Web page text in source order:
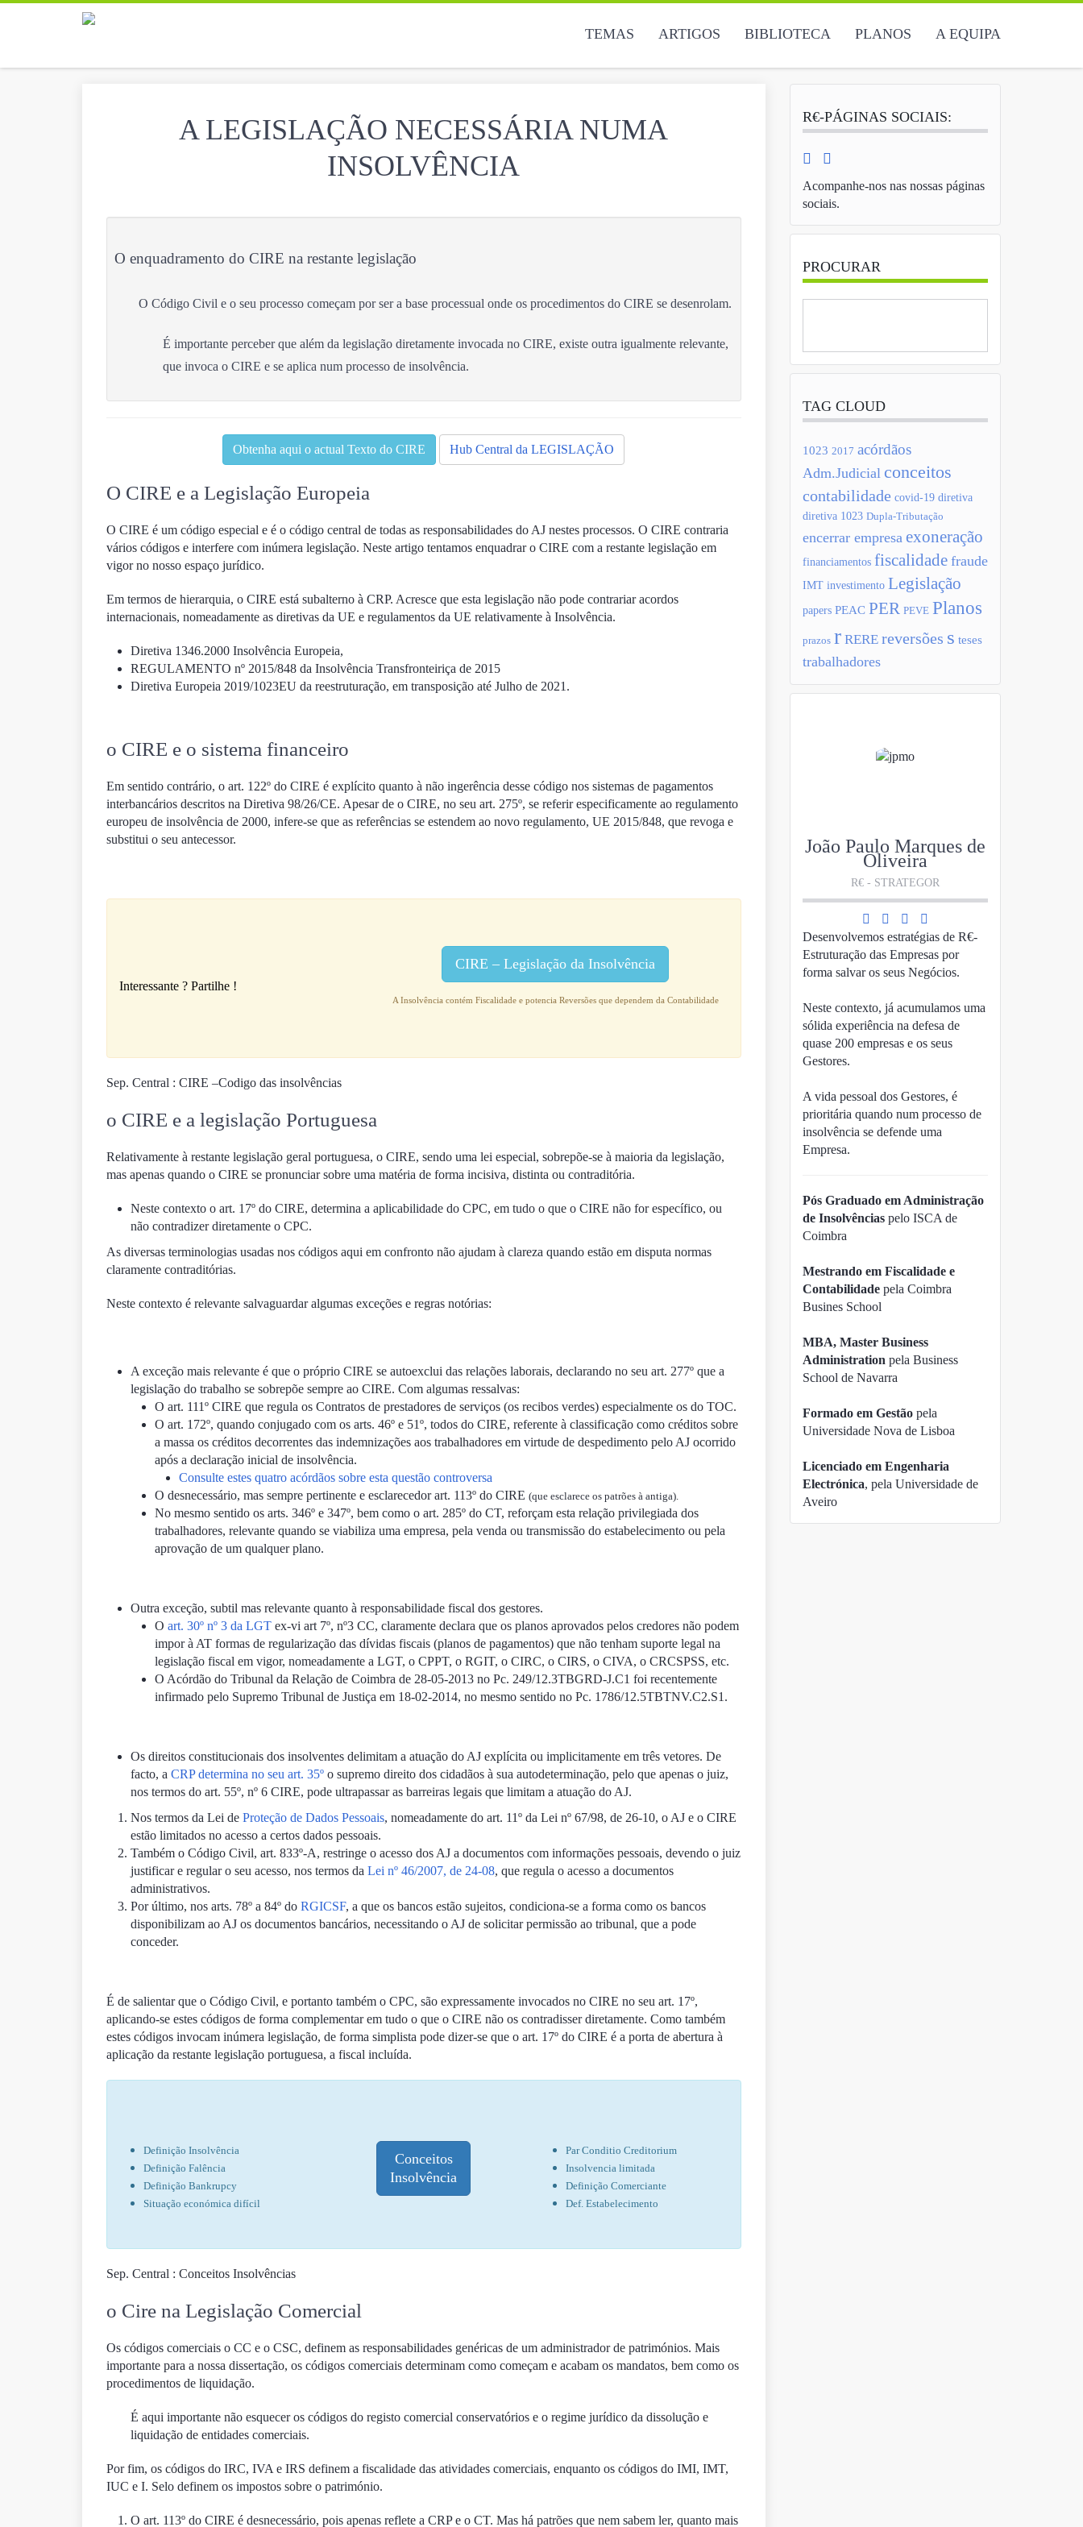
TEMAS ARTIGOS BIBLIOTECA PLANOS A EQUIPA
A LEGISLAÇÃO NECESSÁRIA NUMA
INSOLVÊNCIA
O enquadramento do CIRE na restante legislação
O Código Civil e o seu processo começam por ser a base processual onde os procedimentos do CIRE se desenrolam.
É importante perceber que além da legislação diretamente invocada no CIRE, existe outra igualmente relevante,
que invoca o CIRE e se aplica num processo de insolvência.
Obtenha aqui o actual Texto do CIRE Hub Central da LEGISLAÇÃO
O CIRE e a Legislação Europeia
O CIRE é um código especial e é o código central de todas as responsabilidades do AJ nestes processos. O CIRE contraria
vários códigos e interfere com inúmera legislação. Neste artigo tentamos enquadrar o CIRE com a restante legislação em
vigor no nosso espaço jurídico.
Em termos de hierarquia, o CIRE está subalterno à CRP. Acresce que esta legislação não pode contrariar acordos
internacionais, nomeadamente as diretivas da UE e regulamentos da UE relativamente à Insolvência.
Diretiva 1346.2000 Insolvência Europeia,
REGULAMENTO nº 2015/848 da Insolvência Transfronteiriça de 2015
Diretiva Europeia 2019/1023EU da reestruturação, em transposição até Julho de 2021.
o CIRE e o sistema financeiro
Em sentido contrário, o art. 122º do CIRE é explícito quanto à não ingerência desse código nos sistemas de pagamentos
interbancários descritos na Diretiva 98/26/CE. Apesar de o CIRE, no seu art. 275º, se referir especificamente ao regulamento
europeu de insolvência de 2000, infere-se que as referências se estendem ao novo regulamento, UE 2015/848, que revoga e
substitui o seu antecessor.
Interessante ? Partilhe !
CIRE – Legislação da Insolvência
A Insolvência contém Fiscalidade e potencia Reversões que dependem da Contabilidade
Sep. Central : CIRE –Codigo das insolvências
o CIRE e a legislação Portuguesa
Relativamente à restante legislação geral portuguesa, o CIRE, sendo uma lei especial, sobrepõe-se à maioria da legislação,
mas apenas quando o CIRE se pronunciar sobre uma matéria de forma incisiva, distinta ou contraditória.
Neste contexto o art. 17º do CIRE, determina a aplicabilidade do CPC, em tudo o que o CIRE não for específico, ou
não contradizer diretamente o CPC.
As diversas terminologias usadas nos códigos aqui em confronto não ajudam à clareza quando estão em disputa normas
claramente contraditórias.
Neste contexto é relevante salvaguardar algumas exceções e regras notórias:
A exceção mais relevante é que o próprio CIRE se autoexclui das relações laborais, declarando no seu art. 277º que a
legislação do trabalho se sobrepõe sempre ao CIRE. Com algumas ressalvas:
O art. 111º CIRE que regula os Contratos de prestadores de serviços (os recibos verdes) especialmente os do TOC.
O art. 172º, quando conjugado com os arts. 46º e 51º, todos do CIRE, referente à classificação como créditos sobre
a massa os créditos decorrentes das indemnizações aos trabalhadores em virtude de despedimento pelo AJ ocorrido
após a declaração inicial de insolvência.
Consulte estes quatro acórdãos sobre esta questão controversa
O desnecessário, mas sempre pertinente e esclarecedor art. 113º do CIRE (que esclarece os patrões à antiga).
No mesmo sentido os arts. 346º e 347º, bem como o art. 285º do CT, reforçam esta relação privilegiada dos
trabalhadores, relevante quando se viabiliza uma empresa, pela venda ou transmissão do estabelecimento ou pela
aprovação de um qualquer plano.
Outra exceção, subtil mas relevante quanto à responsabilidade fiscal dos gestores.
O art. 30º nº 3 da LGT ex-vi art 7º, nº3 CC, claramente declara que os planos aprovados pelos credores não podem
impor à AT formas de regularização das dívidas fiscais (planos de pagamentos) que não tenham suporte legal na
legislação fiscal em vigor, nomeadamente a LGT, o CPPT, o RGIT, o CIRC, o CIRS, o CIVA, o CRCSPSS, etc.
O Acórdão do Tribunal da Relação de Coimbra de 28-05-2013 no Pc. 249/12.3TBGRD-J.C1 foi recentemente
infirmado pelo Supremo Tribunal de Justiça em 18-02-2014, no mesmo sentido no Pc. 1786/12.5TBTNV.C2.S1.
Os direitos constitucionais dos insolventes delimitam a atuação do AJ explícita ou implicitamente em três vetores. De
facto, a CRP determina no seu art. 35º o supremo direito dos cidadãos à sua autodeterminação, pelo que apenas o juiz,
nos termos do art. 55º, nº 6 CIRE, pode ultrapassar as barreiras legais que limitam a atuação do AJ.
Nos termos da Lei de Proteção de Dados Pessoais, nomeadamente do art. 11º da Lei nº 67/98, de 26-10, o AJ e o CIRE
estão limitados no acesso a certos dados pessoais.
Também o Código Civil, art. 833º-A, restringe o acesso dos AJ a documentos com informações pessoais, devendo o juiz
justificar e regular o seu acesso, nos termos da Lei nº 46/2007, de 24-08, que regula o acesso a documentos
administrativos.
Por último, nos arts. 78º a 84º do RGICSF, a que os bancos estão sujeitos, condiciona-se a forma como os bancos
disponibilizam ao AJ os documentos bancários, necessitando o AJ de solicitar permissão ao tribunal, que a pode
conceder.
É de salientar que o Código Civil, e portanto também o CPC, são expressamente invocados no CIRE no seu art. 17º,
aplicando-se estes códigos de forma complementar em tudo o que o CIRE não os contradisser diretamente. Como também
estes códigos invocam inúmera legislação, de forma simplista pode dizer-se que o art. 17º do CIRE é a porta de abertura à
aplicação da restante legislação portuguesa, a fiscal incluída.
Definição Insolvência
Definição Falência
Definição Bankrupcy
Situação económica difícil
Conceitos
Insolvência
Par Conditio Creditorium
Insolvencia limitada
Definição Comerciante
Def. Estabelecimento
Sep. Central : Conceitos Insolvências
o Cire na Legislação Comercial
Os códigos comerciais o CC e o CSC, definem as responsabilidades genéricas de um administrador de patrimónios. Mais
importante para a nossa dissertação, os códigos comerciais determinam como começam e acabam os mandatos, bem como os
procedimentos de liquidação.
É aqui importante não esquecer os códigos do registo comercial conservatórios e o regime jurídico da dissolução e
liquidação de entidades comerciais.
Por fim, os códigos do IRC, IVA e IRS definem a fiscalidade das atividades comerciais, enquanto os códigos do IMI, IMT,
IUC e I. Selo definem os impostos sobre o património.
O art. 113º do CIRE é desnecessário, pois apenas reflete a CRP e o CT. Mas há patrões que nem sabem ler, quanto mais
R€-PÁGINAS SOCIAIS:
Acompanhe-nos nas nossas páginas
sociais.
PROCURAR
TAG CLOUD
1023 2017 acórdãos
Adm.Judicial conceitos
contabilidade covid-19 diretiva
diretiva 1023 Dupla-Tributação
encerrar empresa exoneração
financiamentos fiscalidade fraude
IMT investimento Legislação
papers PEAC PER PEVE Planos
prazos r RERE reversões s teses
trabalhadores
João Paulo Marques de
Oliveira
R€ - STRATEGOR
Desenvolvemos estratégias de R€-
Estruturação das Empresas por
forma salvar os seus Negócios.
Neste contexto, já acumulamos uma
sólida experiência na defesa de
quase 200 empresas e os seus
Gestores.
A vida pessoal dos Gestores, é
prioritária quando num processo de
insolvência se defende uma
Empresa.
Pós Graduado em Administração
de Insolvênciaspelo ISCA de
Coimbra
Mestrando em Fiscalidade e
Contabilidadepela Coimbra
Busines School
MBA, Master Business
Administration pela Business
School de Navarra
Formado em Gestãopela
Universidade Nova de Lisboa
Licenciado em Engenharia
Electrónica, pela Universidade de
Aveiro